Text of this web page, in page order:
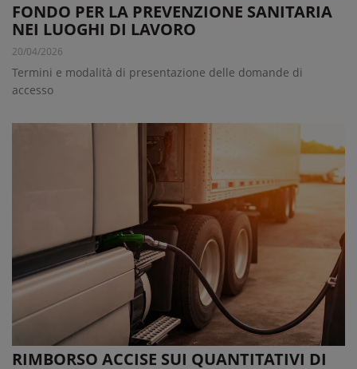
FONDO PER LA PREVENZIONE SANITARIA
NEI LUOGHI DI LAVORO
20/04/2026
Termini e modalità di presentazione delle domande di
accesso
RIMBORSO ACCISE SUI QUANTITATIVI DI